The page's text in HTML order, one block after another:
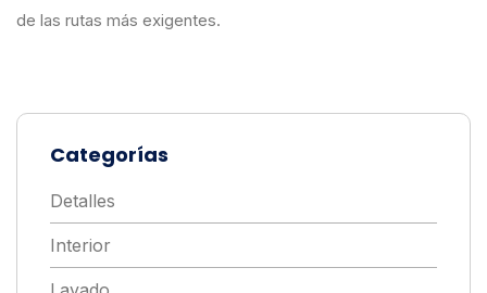
de las rutas más exigentes.
Categorías
Detalles
Interior